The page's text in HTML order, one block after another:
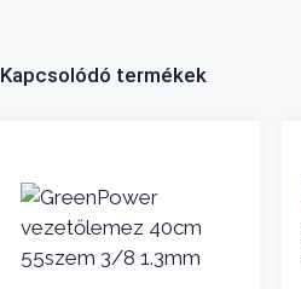
Kapcsolódó termékek